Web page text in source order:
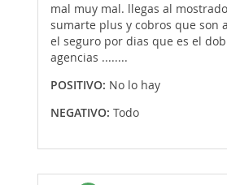
mal muy mal. llegas al
sumarte plus y cobros que son
el seguro por dias que es el
agencias ........
POSITIVO: No lo hay
NEGATIVO: Todo